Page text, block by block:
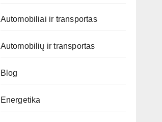
Automobiliai ir transportas
Automobilių ir transportas
Blog
Energetika